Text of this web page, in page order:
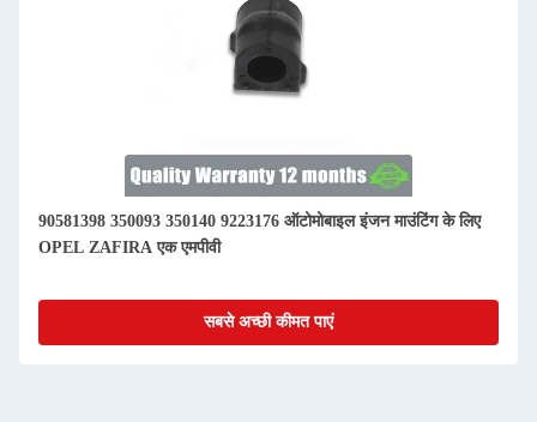
90581398 350093 350140 9223176 ऑटोमोबाइल इंजन माउंटिंग के लिए
OPEL ZAFIRA एक एमपीवी
सबसे अच्छी कीमत पाएं